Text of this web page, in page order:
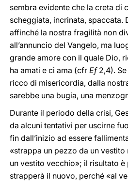
sembra evidente che la creta di
scheggiata, incrinata, spaccata.
affinché la nostra fragilità non
all’annuncio del Vangelo, ma
grande amore con il quale Dio,
ha amati e ci ama (cfr Ef2,4). Se
ricco di misericordia, dalla
sarebbe una bugia, una
Durante il periodo della crisi,
da alcuni tentativi per uscirne
fin dall’inizio ad essere
«strappa un pezzo da un
un vestito vecchio»; il risultato è
strapperà il nuovo, perché «al